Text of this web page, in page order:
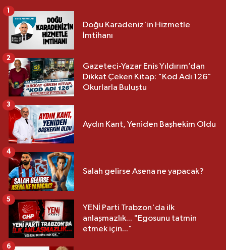
Doğu Karadeniz'in Hizmetle
İmtihanı
1
Gazeteci-Yazar Enis Yıldırım’dan
Dikkat Çeken Kitap: "Kod Adı 126"
Okurlarla Buluştu
2
Aydın Kant, Yeniden Başhekim Oldu
3
Salah gelirse Asena ne yapacak?
4
YENİ Parti Trabzon'da ilk
anlaşmazlık... "Egosunu tatmin
etmek için..."
5
6